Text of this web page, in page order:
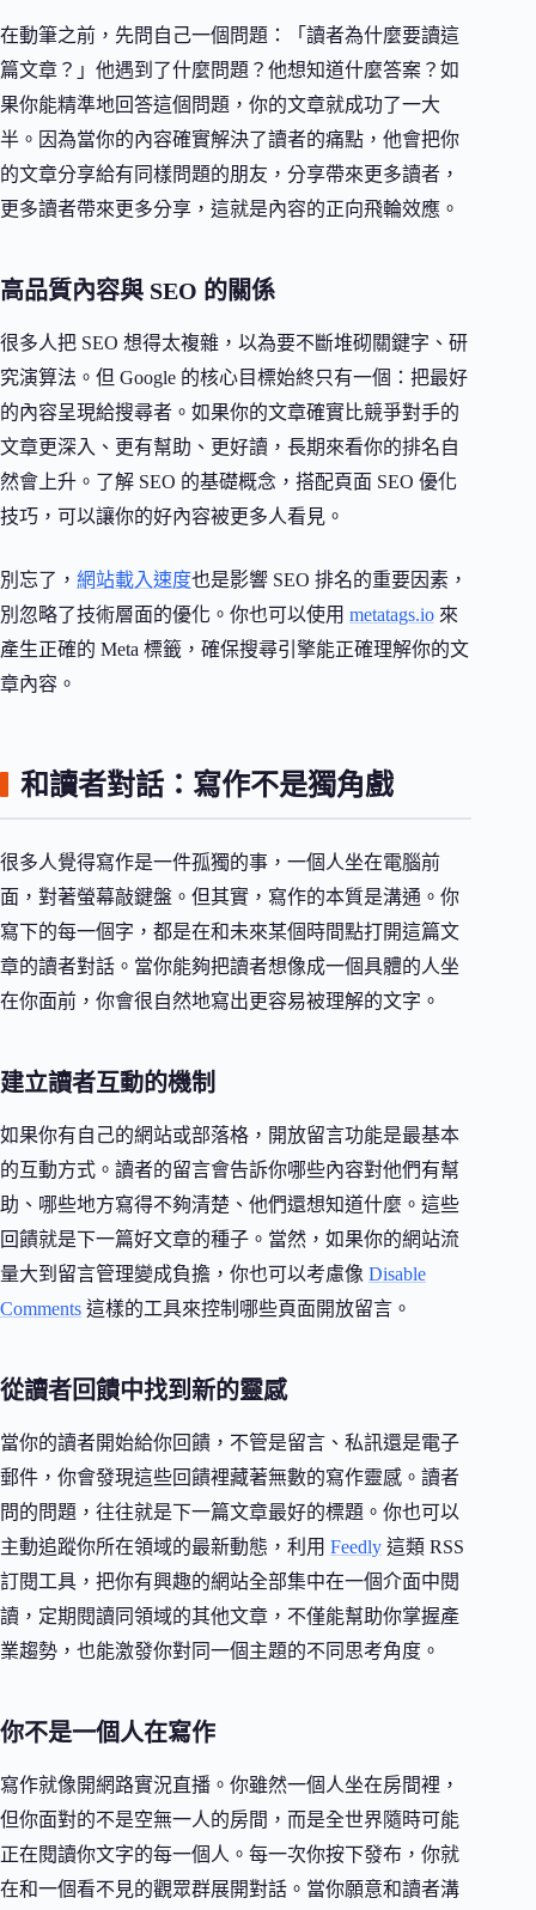
在動筆之前，先問自己一個問題：「讀者為什麼要讀這
篇文章？」他遇到了什麼問題？他想知道什麼答案？如
果你能精準地回答這個問題，你的文章就成功了一大
半。因為當你的內容確實解決了讀者的痛點，他會把你
的文章分享給有同樣問題的朋友，分享帶來更多讀者，
更多讀者帶來更多分享，這就是內容的正向飛輪效應。
高品質內容與 SEO 的關係
很多人把 SEO 想得太複雜，以為要不斷堆砌關鍵字、研
究演算法。但 Google 的核心目標始終只有一個：把最好
的內容呈現給搜尋者。如果你的文章確實比競爭對手的
文章更深入、更有幫助、更好讀，長期來看你的排名自
然會上升。了解 SEO 的基礎概念，搭配頁面 SEO 優化
技巧，可以讓你的好內容被更多人看見。
別忘了， 網站載入速度也是影響 SEO 排名的重要因素，
別忽略了技術層面的優化。你也可以使用 metatags.io 來
產生正確的 Meta 標籤，確保搜尋引擎能正確理解你的文
章內容。
和讀者對話：寫作不是獨角戲
很多人覺得寫作是一件孤獨的事，一個人坐在電腦前
面，對著螢幕敲鍵盤。但其實，寫作的本質是溝通。你
寫下的每一個字，都是在和未來某個時間點打開這篇文
章的讀者對話。當你能夠把讀者想像成一個具體的人坐
在你面前，你會很自然地寫出更容易被理解的文字。
建立讀者互動的機制
如果你有自己的網站或部落格，開放留言功能是最基本
的互動方式。讀者的留言會告訴你哪些內容對他們有幫
助、哪些地方寫得不夠清楚、他們還想知道什麼。這些
回饋就是下一篇好文章的種子。當然，如果你的網站流
量大到留言管理變成負擔，你也可以考慮像 Disable
Comments 這樣的工具來控制哪些頁面開放留言。
從讀者回饋中找到新的靈感
當你的讀者開始給你回饋，不管是留言、私訊還是電子
郵件，你會發現這些回饋裡藏著無數的寫作靈感。讀者
問的問題，往往就是下一篇文章最好的標題。你也可以
主動追蹤你所在領域的最新動態，利用 Feedly 這類 RSS
訂閱工具，把你有興趣的網站全部集中在一個介面中閱
讀，定期閱讀同領域的其他文章，不僅能幫助你掌握產
業趨勢，也能激發你對同一個主題的不同思考角度。
你不是一個人在寫作
寫作就像開網路實況直播。你雖然一個人坐在房間裡，
但你面對的不是空無一人的房間，而是全世界隨時可能
正在閱讀你文字的每一個人。每一次你按下發布，你就
在和一個看不見的觀眾群展開對話。當你願意和讀者溝